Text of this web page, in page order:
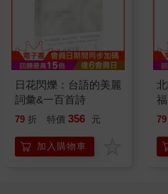
日花閃爍：台語的美麗
詞彙&一百首詩
79 折 特價 356 元
加入購物車
79